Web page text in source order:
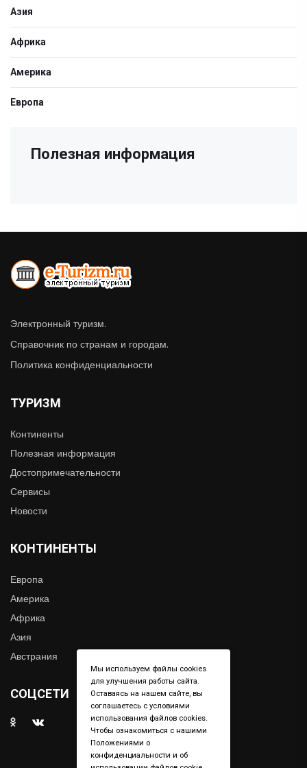
Азия
Африка
Америка
Европа
Полезная информация
Электронный туризм.
Справочник по странам и городам.
Политика конфиденциальности
ТУРИЗМ
Континенты
Полезная информация
Достопримечательности
Сервисы
Новости
КОНТИНЕНТЫ
Европа
Америка
Африка
Азия
Австрания
СОЦСЕТИ
Мы используем файлы cookies
для улучшения работы сайта.
Оставаясь на нашем сайте, вы
соглашаетесь с условиями
использования файлов cookies.
Чтобы ознакомиться с нашими
Положениями о
конфиденциальности и об